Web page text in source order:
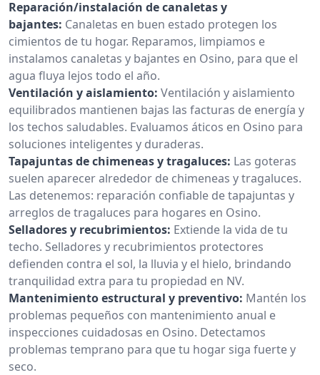
Reparación/instalación de canaletas y
bajantes: Canaletas en buen estado protegen los
cimientos de tu hogar. Reparamos, limpiamos e
instalamos canaletas y bajantes en Osino, para que el
agua fluya lejos todo el año.
Ventilación y aislamiento: Ventilación y aislamiento
equilibrados mantienen bajas las facturas de energía y
los techos saludables. Evaluamos áticos en Osino para
soluciones inteligentes y duraderas.
Tapajuntas de chimeneas y tragaluces: Las goteras
suelen aparecer alrededor de chimeneas y tragaluces.
Las detenemos: reparación confiable de tapajuntas y
arreglos de tragaluces para hogares en Osino.
Selladores y recubrimientos: Extiende la vida de tu
techo. Selladores y recubrimientos protectores
defienden contra el sol, la lluvia y el hielo, brindando
tranquilidad extra para tu propiedad en NV.
Mantenimiento estructural y preventivo: Mantén los
problemas pequeños con mantenimiento anual e
inspecciones cuidadosas en Osino. Detectamos
problemas temprano para que tu hogar siga fuerte y
seco.